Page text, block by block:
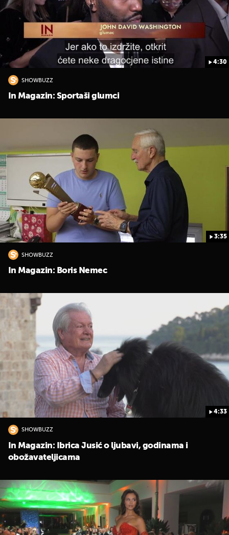
4:30
SHOWBUZZ
In Magazin: Sportaši glumci
3:35
SHOWBUZZ
In Magazin: Boris Nemec
4:33
SHOWBUZZ
In Magazin: Ibrica Jusić o ljubavi, godinama i
obožavateljicama